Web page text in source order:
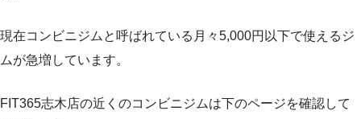
現在コンビニジムと呼ばれている月々5,000円以下で使えるジ
ムが急増しています。
FIT365志木店の近くのコンビニジムは下のページを確認して